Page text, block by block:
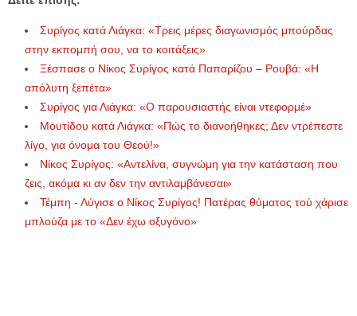
Συρίγος κατά Λιάγκα: «Τρεις μέρες διαγωνισμός μπούρδας
στην εκπομπή σου, να το κοιτάξεις»
Ξέσπασε ο Νίκος Συρίγος κατά Παπαρίζου – Ρουβά: «Η
απόλυτη ξεπέτα»
Συρίγος για Λιάγκα: «Ο παρουσιαστής είναι ντεφορμέ»
Μουτίδου κατά Λιάγκα: «Πώς το διανοήθηκες; Δεν ντρέπεστε
λίγο, για όνομα του Θεού!»
Νίκος Συρίγος: «Αντελίνα, συγνώμη για την κατάσταση που
ζεις, ακόμα κι αν δεν την αντιλαμβάνεσαι»
Τέμπη - Λύγισε ο Νίκος Συρίγος! Πατέρας θύματος τού χάρισε
μπλούζα με το «Δεν έχω οξυγόνο»